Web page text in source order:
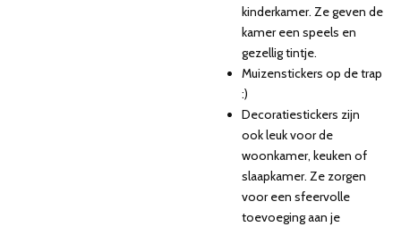
kinderkamer. Ze geven de
kamer een speels en
gezellig tintje.
Muizenstickers op de trap
:)
Decoratiestickers zijn
ook leuk voor de
woonkamer, keuken of
slaapkamer. Ze zorgen
voor een sfeervolle
toevoeging aan je